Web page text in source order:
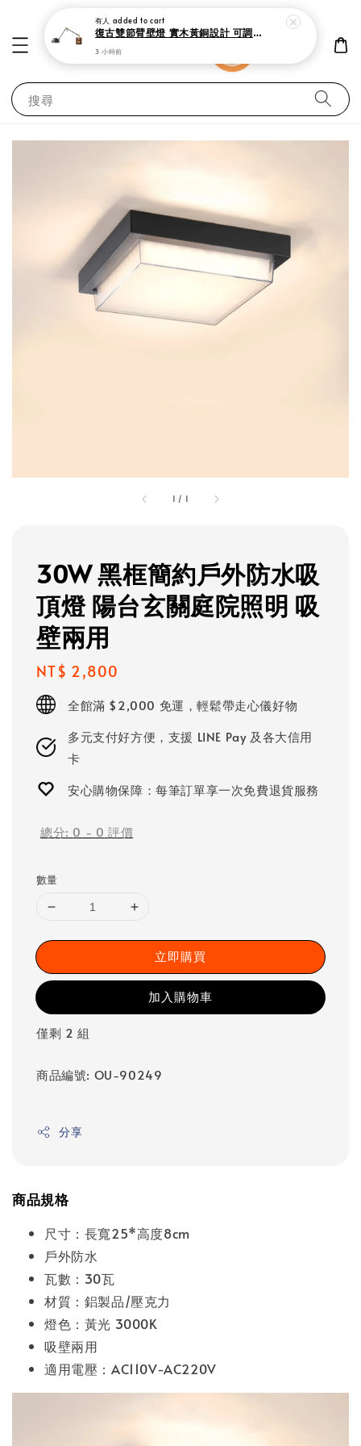
搜尋
1 / 1
30W 黑框簡約戶外防水吸
頂燈 陽台玄關庭院照明 吸
壁兩用
Regular
price
NT$ 2,800
全館滿 $2,000 免運，輕鬆帶走心儀好物
多元支付好方便，支援 LINE Pay 及各大信用
卡
安心購物保障：每筆訂單享一次免費退貨服務
總分: 0 - 0 評價
數量
立即購買
加入購物車
僅剩 2 組
商品編號: OU-90249
分享
商品規格
尺寸：長寬25*高度8cm
戶外防水
瓦數：30瓦
材質：鋁製品/壓克力
燈色：黃光 3000K
吸壁兩用
適用電壓：AC110V-AC220V
有人 added to cart
復古雙節臂壁燈 實木黃銅設計 可調式工作閱讀燈
3 小時前